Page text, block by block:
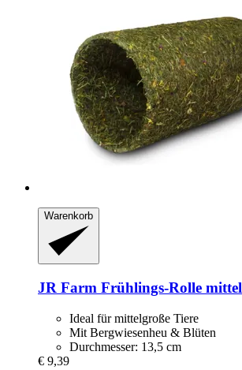
Warenkorb
JR Farm Frühlings-​Rolle mittel
Ideal für mittelgroße Tiere
Mit Bergwiesenheu & Blüten
Durchmesser: 13,5 cm
€ 9,39